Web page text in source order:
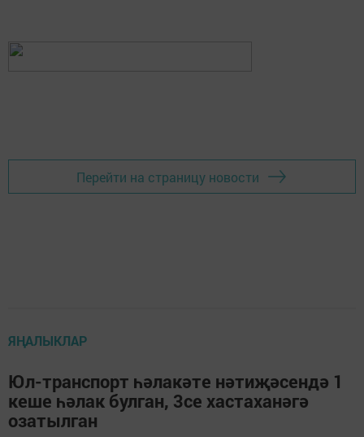
Перейти на страницу новости
ЯҢАЛЫКЛАР
Юл-транспорт һәлакәте нәтиҗәсендә 1
кеше һәлак булган, 3се хастаханәгә
озатылган